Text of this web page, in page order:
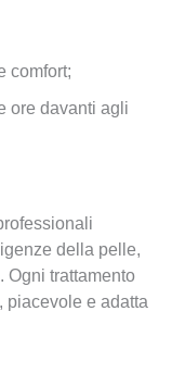
comfort;
ore davanti agli
della pelle,
Ogni trattamento
piacevole e adatta